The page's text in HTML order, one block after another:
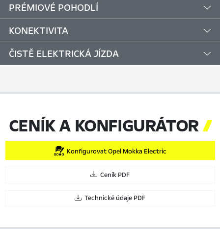
PRÉMIOVÉ POHODLÍ
KONEKTIVITA
ČISTĚ ELEKTRICKÁ JÍZDA
CENÍK A KONFIGURÁTOR
Konfigurovat Opel Mokka Electric
Ceník PDF
Technické údaje PDF